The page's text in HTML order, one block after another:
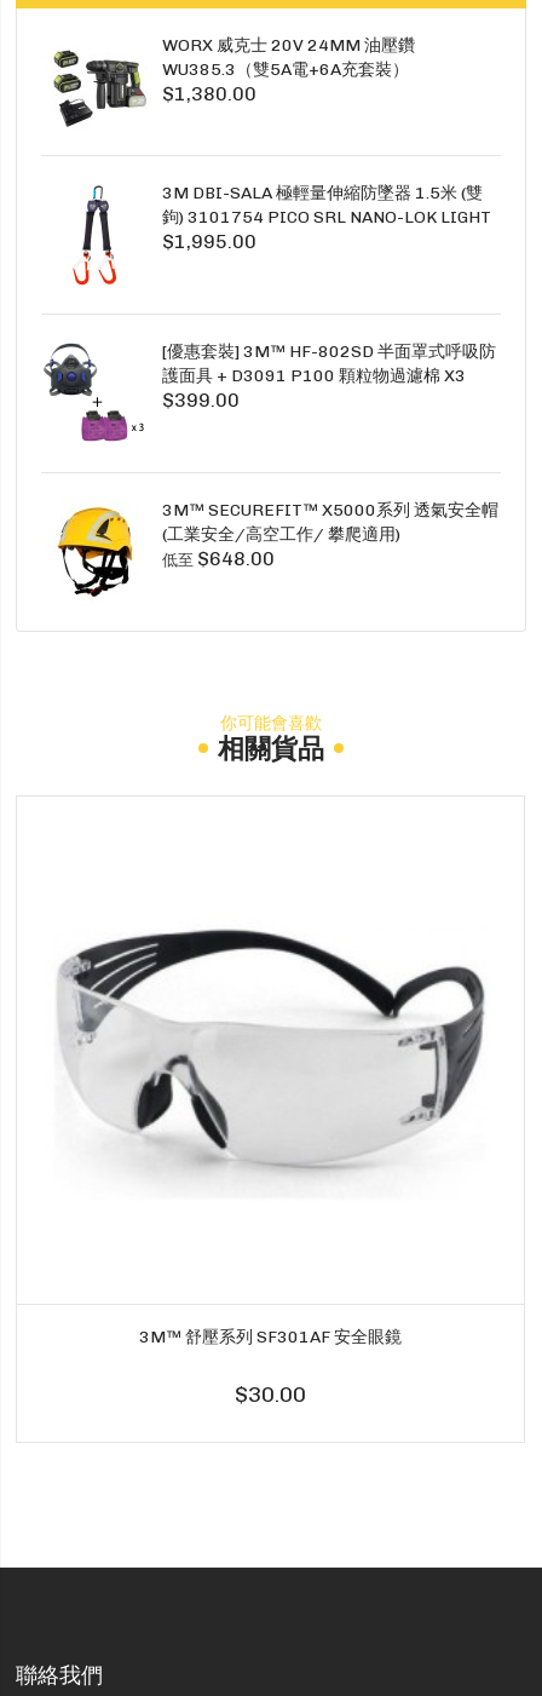
WORX 威克士 20V 24MM 油壓鑽
WU385.3（雙5A電+6A充套裝）
$1,380.00
3M DBI-SALA 極輕量伸縮防墜器 1.5米 (雙
鉤) 3101754 PICO SRL NANO-LOK LIGHT
1.5M TWINS
$1,995.00
[優惠套裝] 3M™ HF-802SD 半面罩式呼吸防
護面具 + D3091 P100 顆粒物過濾棉 X3
SECURE CLICK HF-802SD HF-800SD 系列
$399.00
3M™ SECUREFIT™ X5000系列 透氣安全帽
(工業安全/高空工作/ 攀爬適用)
低至 $648.00
你可能會喜歡
相關貨品
3M™ 舒壓系列 SF301AF 安全眼鏡
$30.00
聯絡我們